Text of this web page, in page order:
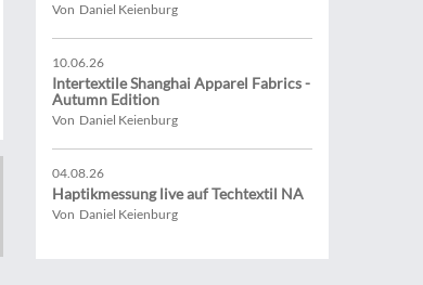
Von Daniel Keienburg
10.06.26
Intertextile Shanghai Apparel Fabrics -
Autumn Edition
Von Daniel Keienburg
04.08.26
Haptikmessung live auf Techtextil NA
Von Daniel Keienburg